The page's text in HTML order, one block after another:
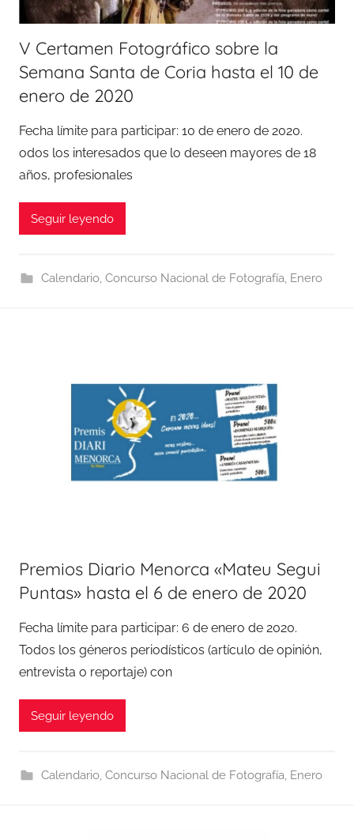
V Certamen Fotográfico sobre la
Semana Santa de Coria hasta el 10 de
enero de 2020
Fecha límite para participar: 10 de enero de 2020.
odos los interesados que lo deseen mayores de 18
años, profesionales
Seguir leyendo
Calendario, Concurso Nacional de Fotografía, Enero
Premios Diario Menorca «Mateu Segui
Puntas» hasta el 6 de enero de 2020
Fecha límite para participar: 6 de enero de 2020.
Todos los géneros periodísticos (artículo de opinión,
entrevista o reportaje) con
Seguir leyendo
Calendario, Concurso Nacional de Fotografía, Enero